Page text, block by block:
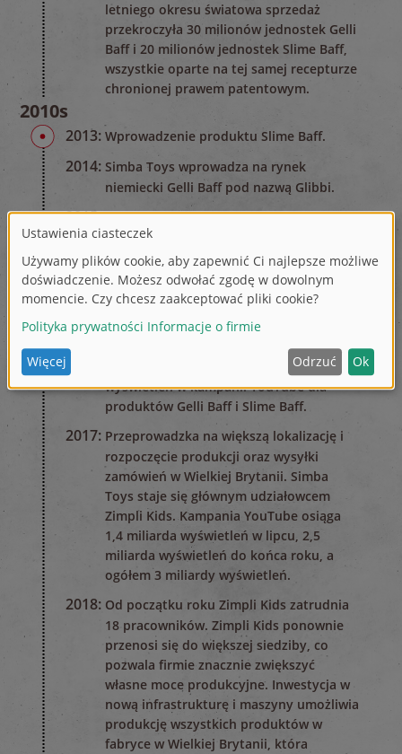
letniego okresu światowa sprzedaż
przekroczyła 30 milionów jednostek Gelli
Baff i 20 milionów jednostek Slime Baff,
wszystkie oparte na tej samej recepturze
chronionej prawem patentowym.
2010s
2013: Wprowadzenie produktu Slime Baff.
2014: Simba Toys wprowadza na rynek
niemiecki Gelli Baff pod nazwą Glibbi.
2015: Powstanie Zimpli Kids. Rozpoczęcie
światowej kampanii na YouTube, która
osiąga 80 milionów wyświetleń globalnie
już po dwóch miesiącach. W tym czasie
Zimpli Kids zatrudnia mniej niż 10
sprzedaży i marketingu.
W sierpniu osiągnięcie miliarda
wyświetleń w kampanii YouTube dla
produktów Gelli Baff i Slime Baff.
2017: Przeprowadzka na większą lokalizację i
rozpoczęcie produkcji oraz wysyłki
zamówień w Wielkiej Brytanii. Simba
Toys staje się głównym udziałowcem
Zimpli Kids. Kampania YouTube osiąga
1,4 miliarda wyświetleń w lipcu, 2,5
miliarda wyświetleń do końca roku, a
ogółem 3 miliardy wyświetleń.
2018: Od początku roku Zimpli Kids zatrudnia
18 pracowników. Zimpli Kids ponownie
przenosi się do większej siedziby, co
pozwala firmie znacznie zwiększyć
własne moce produkcyjne. Inwestycja w
nową infrastrukturę i maszyny umożliwia
produkcję wszystkich produktów w
fabryce w Wielkiej Brytanii, która